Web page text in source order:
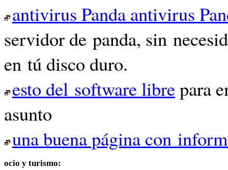
antivirus Panda antivirus
servidor de panda, sin
en tú disco duro.
esto del software librepara
asunto
una buena página con
ocio y turismo: